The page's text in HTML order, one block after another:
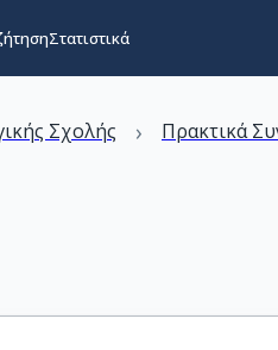
Στατιστικά
Σχολής › Πρακτικά